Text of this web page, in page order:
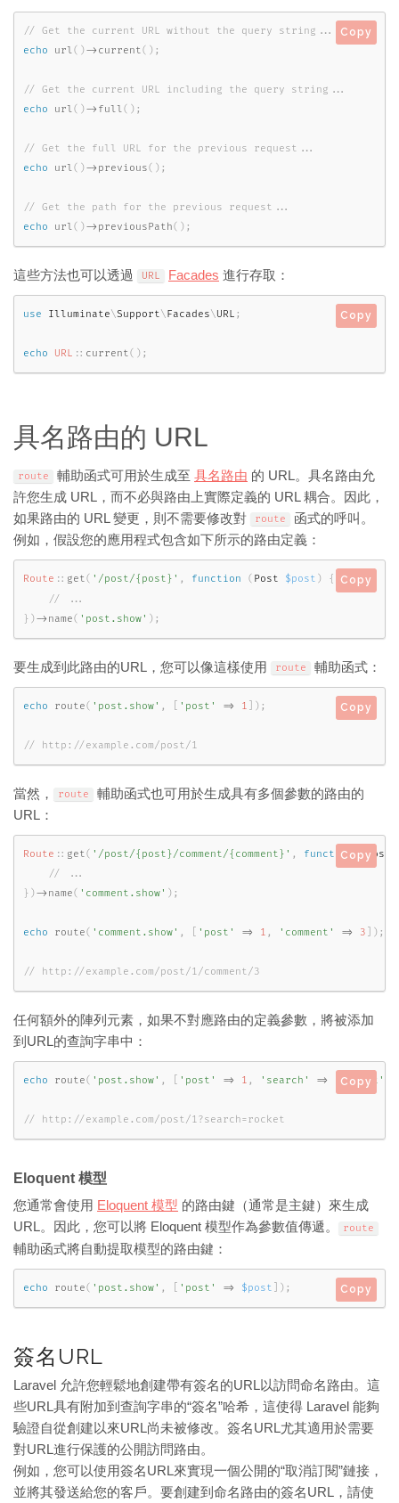
echo
url ( ) -> current ( ) ;
echo
url( ) -> full( ) ;
echo
url( ) -> previous( ) ;
echo
url( ) -> previousPath( ) ;
Copy
這些方法也可以透過 URL Facades 進行存取：
use Illuminate\Support\ Facades\URL ;
echo URL :: current( ) ;
Copy
具名路由的 URL
route 輔助函式可用於生成至 具名路由 的 URL。具名路由允
許您生成 URL，而不必與路由上實際定義的 URL 耦合。因此，
如果路由的 URL 變更，則不需要修改對
route
函式的呼叫。
例如，假設您的應用程式包含如下所示的路由定義：
Route :: get( '/post/{post}' , function ( Post $post )
{
} ) -> name( 'post.show' ) ;
Copy
要生成到此路由的URL，您可以像這樣使用 route 輔助函式：
echo route( 'post.show' , 'post' => 1 ) ;
// http://example.com/post/1
Copy
當然， route
輔助函式也可用於生成具有多個參數的路由的
URL：
Route :: get( '/post/{post}/comment/{comment}' , function (Post
} ) -> name( 'comment.show' ) ;
echo route( 'comment.show' , 'post' => 1 , 'comment' => 3 ) ;
// http://example.com/post/1/comment/3
Copy
任何額外的陣列元素，如果不對應路由的定義參數，將被添加
到URL的查詢字串中：
echo route( 'post.show' , 'post' => 1 , 'search' => 'rocket'
// http://example.com/post/1?search=rocket
Copy
Eloquent 模型
您通常會使用 Eloquent 模型 的路由鍵（通常是主鍵）來生成
URL。因此，您可以將 Eloquent 模型作為參數值傳遞。
route
輔助函式將自動提取模型的路由鍵：
echo route( 'post.show' , 'post' => $post ) ; Copy
簽名URL
Laravel 允許您輕鬆地創建帶有簽名的URL以訪問命名路由。這
些URL具有附加到查詢字串的“簽名”哈希，這使得 Laravel 能夠
驗證自從創建以來URL尚未被修改。簽名URL尤其適用於需要
對URL進行保護的公開訪問路由。
例如，您可以使用簽名URL來實現一個公開的“取消訂閱”鏈接，
並將其發送給您的客戶。要創建到命名路由的簽名URL，請使